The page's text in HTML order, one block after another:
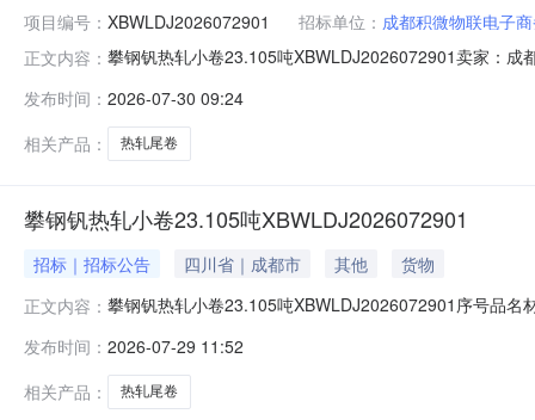
项目编号： XBWLDJ2026072901 招标单位： 成都积微物联电子
正文内容： 攀钢钒热轧小卷23.105吨XBWLDJ2026072901卖家：
1/2.22折边(因非计划产品的特殊性，可能存在与描述不
发布时间： 2026-07-30 09:24
相关产品：
热轧尾卷
攀钢钒热轧小卷23.105吨XBWLDJ2026072901
招标｜招标公告 四川省｜成都市 其他
货物
正文内容： 攀钢钒热轧小卷23.105吨XBWLDJ2026072901序号品
卷）PWB1.8*1250*C攀钢钒1/2.215折边(因非计划产品
发布时间： 2026-07-29 11:52
相关产品：
热轧尾卷